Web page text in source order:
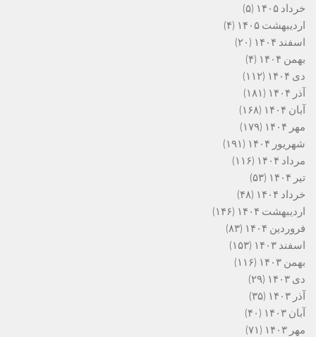
خرداد ۱۴۰۵
(۵)
اردیبهشت ۱۴۰۵
(۴)
اسفند ۱۴۰۴
(۲۰)
بهمن ۱۴۰۴
(۴)
دی ۱۴۰۴
(۱۱۲)
آذر ۱۴۰۴
(۱۸۱)
آبان ۱۴۰۴
(۱۶۸)
مهر ۱۴۰۴
(۱۷۹)
شهریور ۱۴۰۴
(۱۹۱)
مرداد ۱۴۰۴
(۱۱۶)
تیر ۱۴۰۴
(۵۳)
خرداد ۱۴۰۴
(۴۸)
اردیبهشت ۱۴۰۴
(۱۴۶)
فروردین ۱۴۰۴
(۸۳)
اسفند ۱۴۰۳
(۱۵۳)
بهمن ۱۴۰۳
(۱۱۶)
دی ۱۴۰۳
(۲۹)
آذر ۱۴۰۳
(۳۵)
آبان ۱۴۰۳
(۴۰)
مهر ۱۴۰۳
(۷۱)